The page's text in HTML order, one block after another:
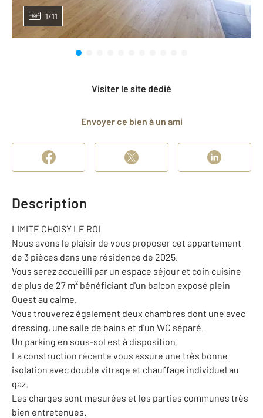
1/11
Visiter le site dédié
Envoyer ce bien à un ami
Description
LIMITE CHOISY LE ROI
Nous avons le plaisir de vous proposer cet appartement
de 3 pièces dans une résidence de 2025.
Vous serez accueilli par un espace séjour et coin cuisine
de plus de 27 m² bénéficiant d'un balcon exposé plein
Ouest au calme.
Vous trouverez également deux chambres dont une avec
dressing, une salle de bains et d'un WC séparé.
Un parking en sous-sol est à disposition.
La construction récente vous assure une très bonne
isolation avec double vitrage et chauffage individuel au
gaz.
Les charges sont mesurées et les parties communes très
bien entretenues.